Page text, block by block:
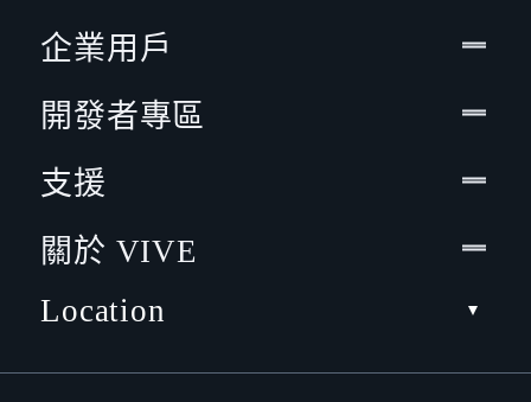
企業用戶
開發者專區
支援
關於 VIVE
Location